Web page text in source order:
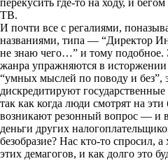
перекусить где-то на ходу, и
ТВ.
И почти все с регалиями,
названиями, типа — “Директор
не знаю чего…” и тому подобное.
жанра упражняются в исторжении
“умных мыслей по поводу и без”,
дискредитируют
так как когда люди смотрят на
возникают резонный вопрос — и
деньги других
безобразие? Нас кто-то спросил,
этих демагогов, и как долго это